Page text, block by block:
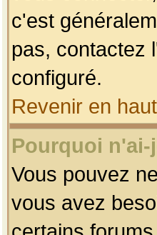
c'est
pas, contactez
configuré.
Revenir en
Pourquoi
Vous pouvez
vous avez